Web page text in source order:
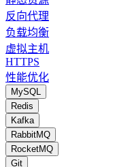
反向代理
负载均衡
虚拟主机
HTTPS
性能优化
MySQL
Redis
Kafka
RabbitMQ
RocketMQ
Git